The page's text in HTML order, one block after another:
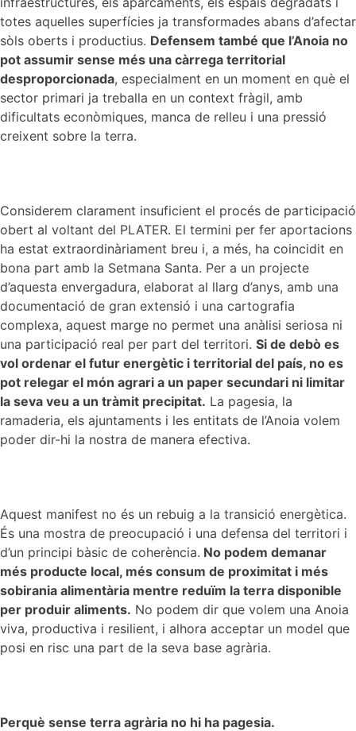
totes aquelles superfícies ja transformades abans d’afectar
sòls oberts i productius. Defensem també que l’Anoia no
pot assumir sense més una càrrega territorial
desproporcionada, especialment en un moment en què el
sector primari ja treballa en un context fràgil, amb
dificultats econòmiques, manca de relleu i una pressió
creixent sobre la terra.
Considerem clarament insuficient el procés de participació
obert al voltant del PLATER. El termini per fer aportacions
ha estat extraordinàriament breu i, a més, ha coincidit en
bona part amb la Setmana Santa. Per a un projecte
d’aquesta envergadura, elaborat al llarg d’anys, amb una
documentació de gran extensió i una cartografia
complexa, aquest marge no permet una anàlisi seriosa ni
una participació real per part del territori. Si de debò es
vol ordenar el futur energètic i territorial del país, no es
pot relegar el món agrari a un paper secundari ni limitar
la seva veu a un tràmit precipitat. La pagesia, la
ramaderia, els ajuntaments i les entitats de l’Anoia volem
poder dir-hi la nostra de manera efectiva.
Aquest manifest no és un rebuig a la transició energètica.
És una mostra de preocupació i una defensa del territori i
d’un principi bàsic de coherència. No podem demanar
més producte local, més consum de proximitat i més
sobirania alimentària mentre reduïm la terra disponible
per produir aliments. No podem dir que volem una Anoia
viva, productiva i resilient, i alhora acceptar un model que
posi en risc una part de la seva base agrària.
Perquè sense terra agrària no hi ha pagesia.